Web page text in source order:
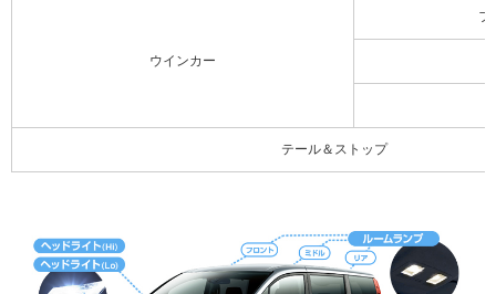
ウインカー
フ
テール＆ストップ